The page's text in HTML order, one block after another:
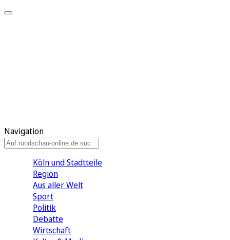
Navigation
Köln und Stadtteile
Region
Aus aller Welt
Sport
Politik
Debatte
Wirtschaft